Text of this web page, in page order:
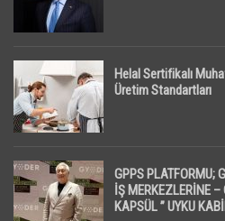
Helal Sertifikalı
Üretim Standartları
GPPS PLATFORMU;
İŞ MERKEZLERİNE –
KAPSÜL ” UYKU